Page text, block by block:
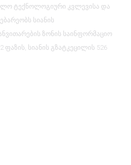
ტექნოლოგიური კვლევისა და
სიანის
ზონის საინფორმაციო
ფაზის, სიანის გზატკეცილის 526